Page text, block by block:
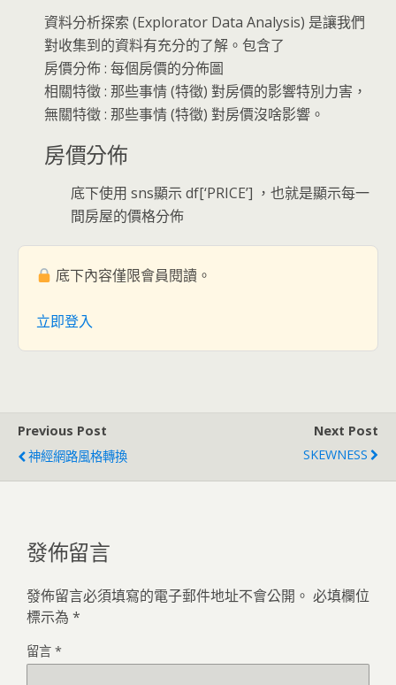
資料分析探索 (Explorator Data Analysis) 是讓我們
對收集到的資料有充分的了解。包含了
房價分佈 : 每個房價的分佈圖
相關特徵 : 那些事情 (特徵) 對房價的影響特別力害，
無關特徵 : 那些事情 (特徵) 對房價沒啥影響。
房價分佈
底下使用 sns顯示 df[‘PRICE’] ，也就是顯示每一
間房屋的價格分佈
底下內容僅限會員閱讀。
立即登入
Previous Post
神經網路風格轉換
Next Post
SKEWNESS
發佈留言
發佈留言必須填寫的電子郵件地址不會公開。 必填欄位
標示為 *
留言 *